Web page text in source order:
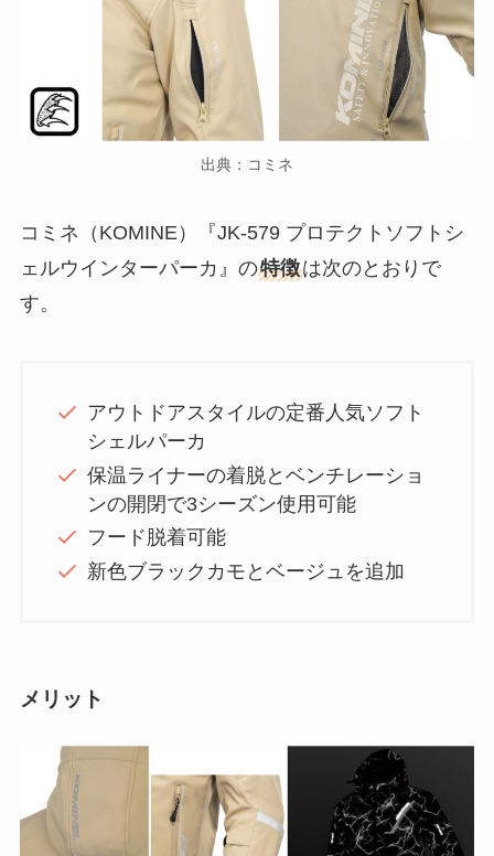
出典：コミネ
コミネ（KOMINE）『JK-579 プロテクトソフトシ
ェルウインターパーカ』の特徴は次のとおりで
す。
アウトドアスタイルの定番人気ソフト
シェルパーカ
保温ライナーの着脱とベンチレーショ
ンの開閉で3シーズン使用可能
フード脱着可能
新色ブラックカモとベージュを追加
メリット